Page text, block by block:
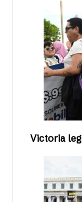
Victoria